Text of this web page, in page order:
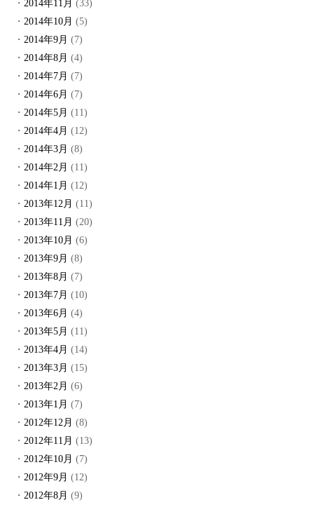
2014年11月 (33)
2014年10月 (5)
2014年9月 (7)
2014年8月 (4)
2014年7月 (7)
2014年6月 (7)
2014年5月 (11)
2014年4月 (12)
2014年3月 (8)
2014年2月 (11)
2014年1月 (12)
2013年12月 (11)
2013年11月 (20)
2013年10月 (6)
2013年9月 (8)
2013年8月 (7)
2013年7月 (10)
2013年6月 (4)
2013年5月 (11)
2013年4月 (14)
2013年3月 (15)
2013年2月 (6)
2013年1月 (7)
2012年12月 (8)
2012年11月 (13)
2012年10月 (7)
2012年9月 (12)
2012年8月 (9)